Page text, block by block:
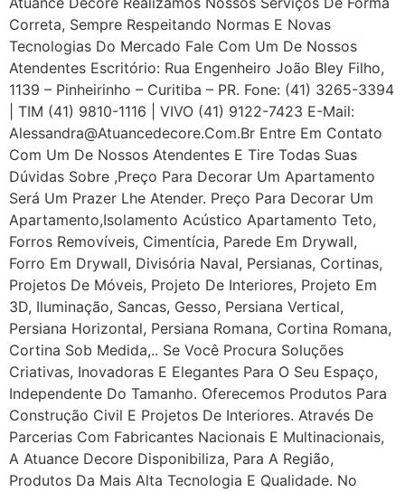
Correta, Sempre Respeitando Normas E Novas
Tecnologias Do Mercado Fale Com Um De Nossos
Atendentes Escritório: Rua Engenheiro João Bley Filho,
1139 – Pinheirinho – Curitiba – PR. Fone: (41) 3265-3394
| TIM (41) 9810-1116 | VIVO (41) 9122-7423 E-Mail:
Alessandra@atuancedecore.com.br Entre Em Contato
Com Um De Nossos Atendentes E Tire Todas Suas
Dúvidas Sobre ,Preço Para Decorar Um Apartamento
Será Um Prazer Lhe Atender. Preço Para Decorar Um
Apartamento,Isolamento Acústico Apartamento Teto,
Forros Removíveis, Cimentícia, Parede Em Drywall,
Forro Em Drywall, Divisória Naval, Persianas, Cortinas,
Projetos De Móveis, Projeto De Interiores, Projeto Em
3D, Iluminação, Sancas, Gesso, Persiana Vertical,
Persiana Horizontal, Persiana Romana, Cortina Romana,
Cortina Sob Medida,.. Se Você Procura Soluções
Criativas, Inovadoras E Elegantes Para O Seu Espaço,
Independente Do Tamanho. Oferecemos Produtos Para
Construção Civil E Projetos De Interiores. Através De
Parcerias Com Fabricantes Nacionais E Multinacionais,
A Atuance Decore Disponibiliza, Para A Região,
Produtos Da Mais Alta Tecnologia E Qualidade. No